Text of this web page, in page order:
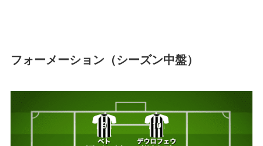
フォーメーション（シーズン中盤）